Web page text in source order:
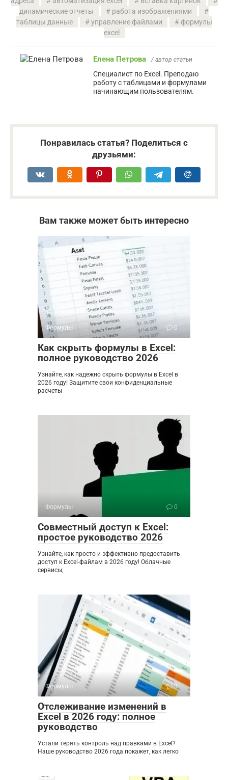
динамические отчеты
работа изображениями
таблицы данные
управление файлами
формулы
excel
Елена Петрова / автор статьи
Специалист по Excel. Преподаю
работу с таблицами и формулами
начинающим пользователям.
Понравилась статья? Поделиться с
друзьями:
Вам также может быть интересно
Формулы 0
Как скрыть формулы в Excel:
полное руководство 2026
Узнайте, как надежно скрыть формулы в Excel в
2026 году! Защитите свои конфиденциальные
расчеты
Формулы 0
Совместный доступ к Excel:
простое руководство 2026
Узнайте, как просто и эффективно предоставить
доступ к Excel-файлам в 2026 году! Облачные
сервисы,
Формулы 0
Отслеживание изменений в
Excel в 2026 году: полное
руководство
Устали терять контроль над правками в Excel?
Наше руководство 2026 года покажет, как легко